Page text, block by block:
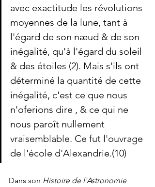
avec exactitude les révolutions
moyennes de la lune, tant à
l'égard de son næud & de son
inégalité, qu'à l'égard du soleil
& des étoiles (2). Mais s'ils ont
déterminé la quantité de cette
inégalité, c'est ce que nous
n'oferions dire , & ce qui ne
nous paroît nullement
vraisemblable. Ce fut l'ouvrage
de l'école d'Alexandrie.(10)
Dans son Histoire de l'Astronomie